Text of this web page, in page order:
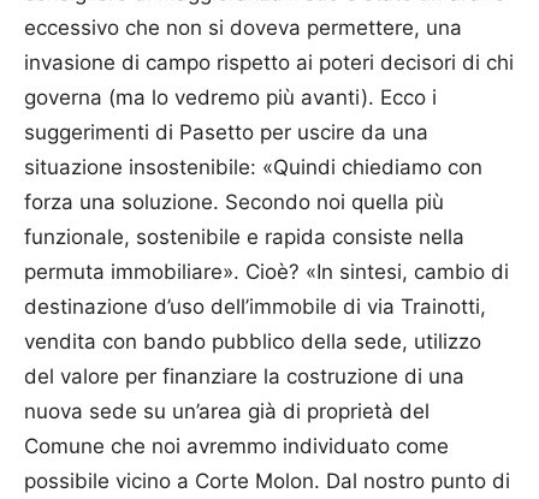
eccessivo che non si doveva permettere, una
invasione di campo rispetto ai poteri decisori di chi
governa (ma lo vedremo più avanti). Ecco i
suggerimenti di Pasetto per uscire da una
situazione insostenibile: «Quindi chiediamo con
forza una soluzione. Secondo noi quella più
funzionale, sostenibile e rapida consiste nella
permuta immobiliare». Cioè? «In sintesi, cambio di
destinazione d’uso dell’immobile di via Trainotti,
vendita con bando pubblico della sede, utilizzo
del valore per finanziare la costruzione di una
nuova sede su un’area già di proprietà del
Comune che noi avremmo individuato come
possibile vicino a Corte Molon. Dal nostro punto di